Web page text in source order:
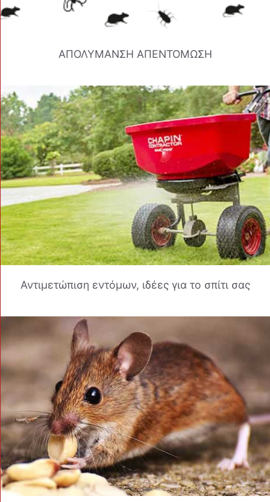
ΑΠΟΛΥΜΑΝΣΗ ΑΠΕΝΤΟΜΩΣΗ
Αντιμετώπιση εντόμων, ιδέες για το σπίτι σας